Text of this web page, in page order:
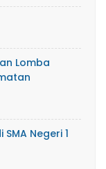
Lomba
Negeri 1